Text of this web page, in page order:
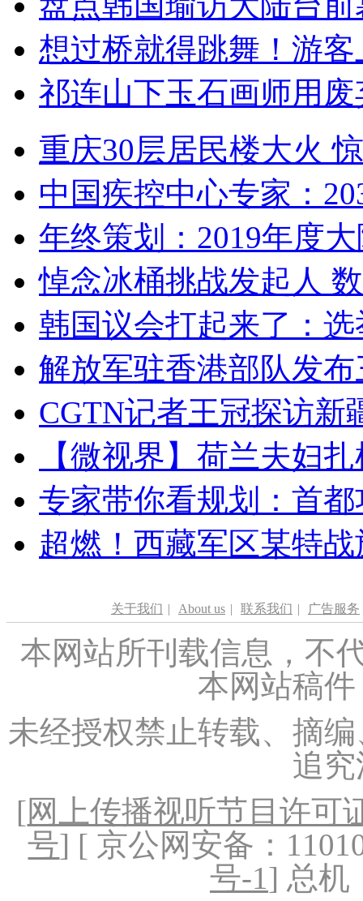
想过桥就得跳舞！游客
祁连山下玉石画师用
重庆30层居民楼大火
中国疾控中心专家：
年终策划：2019年度
悼念冰桶挑战发起人
韩国议会打起来了：
解放军驻香港部队发
CGTN记者王冠探访新
【微视界】荷兰夫妇
专家带你看规划：首
超燃！西藏军区某特
关于我们 | About us | 联系我们 | 广告服务
本网站所刊载信息，不
本网站稿
未经授权禁止转载、摘
追
[网上传播视听节目许可
号] [ 京公网安备：
号-1] 总机